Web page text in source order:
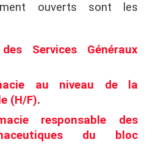
ouverts sont les
Services Généraux
au niveau de la
(H/F).
responsable des
du bloc